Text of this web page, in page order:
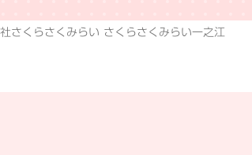
さくらさくみらい さくらさくみらい一之江